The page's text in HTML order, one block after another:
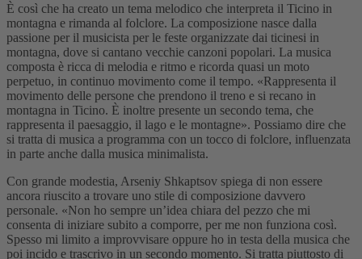
È così che ha creato un tema melodico che interpreta il Ticino in
montagna e rimanda al folclore. La composizione nasce dalla
passione per il musicista per le feste organizzate dai ticinesi in
montagna, dove si cantano vecchie canzoni popolari. La musica
composta è ricca di melodia e ritmo e ricorda quasi un moto
perpetuo, in continuo movimento come il tempo. «Rappresenta il
movimento delle persone che prendono il treno e si recano in
montagna in Ticino. È inoltre presente un secondo tema, che
rappresenta il paesaggio, il lago e le montagne». Possiamo dire che
si tratta di musica a programma con un tocco di folclore, influenzata
in parte anche dalla musica minimalista.
Con grande modestia, Arseniy Shkaptsov spiega di non essere
ancora riuscito a trovare uno stile di composizione davvero
personale. «Non ho sempre un’idea chiara del pezzo che mi
consenta di iniziare subito a comporre, per me non funziona così.
Spesso mi limito a improvvisare oppure ho in testa della musica che
poi incido e trascrivo in un secondo momento. Si tratta piuttosto di